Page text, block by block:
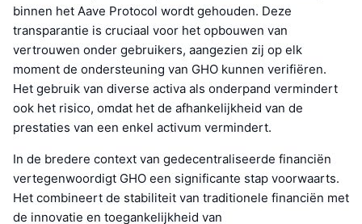
binnen het Aave Protocol wordt gehouden. Deze
transparantie is cruciaal voor het opbouwen van
vertrouwen onder gebruikers, aangezien zij op elk
moment de ondersteuning van GHO kunnen verifiëren.
Het gebruik van diverse activa als onderpand vermindert
ook het risico, omdat het de afhankelijkheid van de
prestaties van een enkel activum vermindert.
In de bredere context van gedecentraliseerde financiën
vertegenwoordigt GHO een significante stap voorwaarts.
Het combineert de stabiliteit van traditionele financiën met
de innovatie en toegankelijkheid van